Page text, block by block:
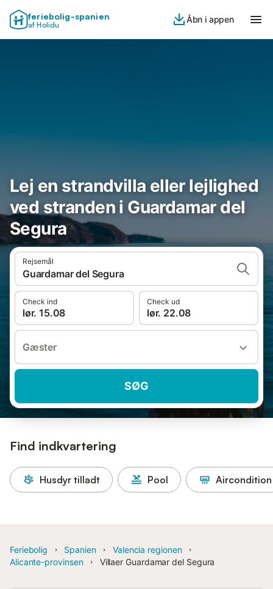
feriebolig-spanien
af Holidu
Åbn i appen
Lej en strandvilla eller lejlighed
ved stranden i Guardamar del
Segura
Rejsemål
Guardamar del Segura
Check ind
lør. 15.08
Check ud
lør. 22.08
Gæster
SØG
Find indkvartering
Husdyr tilladt Pool Aircondition
Feriebolig Spanien
Valencia regionen
Alicante-provinsen
Villaer Guardamar del Segura